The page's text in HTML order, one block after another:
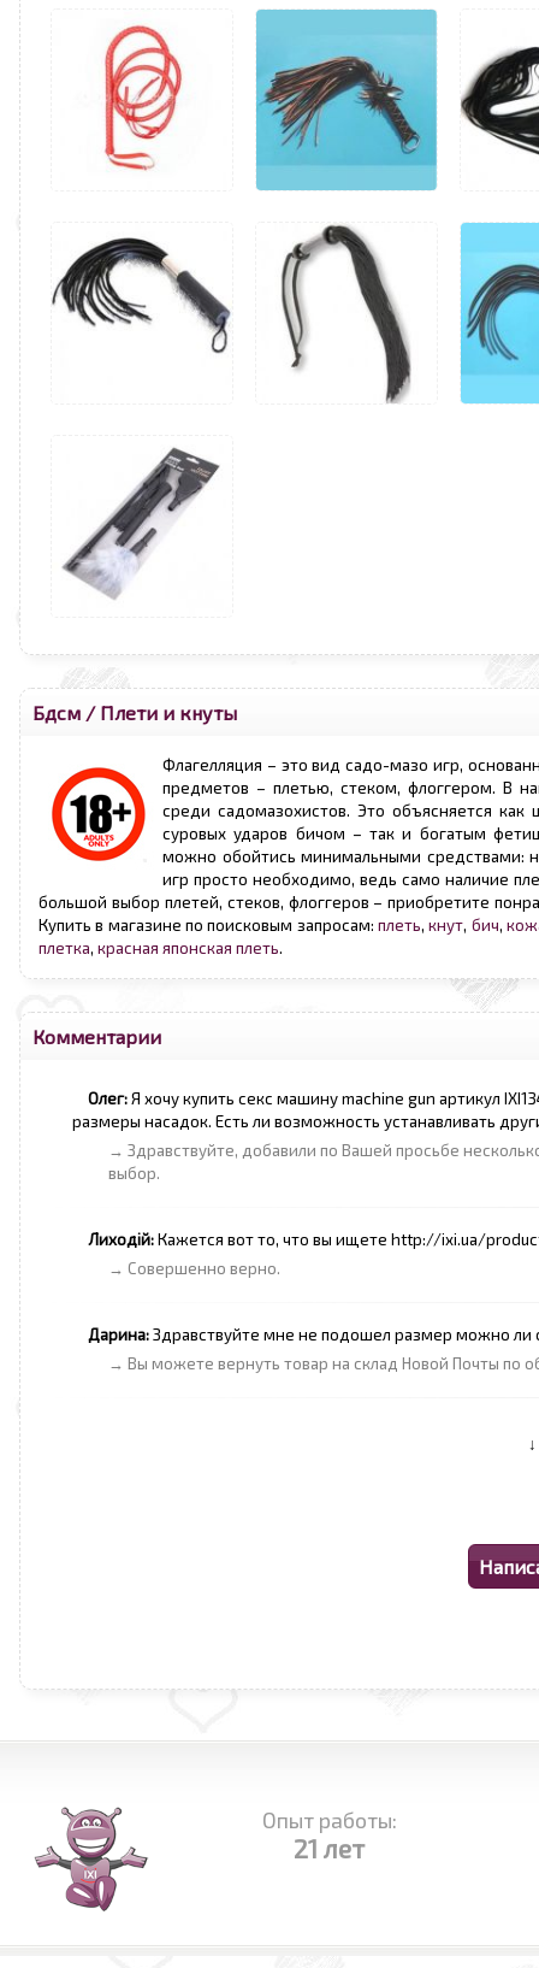
Бдсм / Плети и кнуты
Флагелляция – это вид садо-мазо игр,
предметов – плетью, стеком, флоггером. В
среди садомазохистов. Это объясняется
суровых ударов бичом – так и богатым
можно обойтись минимальными средствами:
игр просто необходимо, ведь само наличие
большой выбор плетей, стеков, флоггеров – приобретите
Купить в магазине по поисковым запросам: плеть,кнут, бич,
плетка, красная японская плеть.
Комментарии
Олег:Я хочу купить секс машину machine gun артикул
размеры насадок. Есть ли возможность устанавливать
→ Здравствуйте, добавили по Вашей просьбе
выбор.
Лиходій:Кажется вот то, что вы ищете http://ixi.ua/
→ Совершенно верно.
Дарина:Здравствуйте мне не подошел размер можно ли
→ Вы можете вернуть товар на склад Новой Почты по
↓
Опыт работы:
21 лет